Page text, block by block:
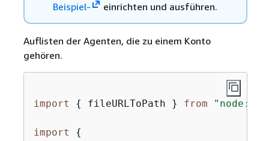
Beispiel-
einrichten und ausführen.
Auflisten der Agenten, die zu einem Konto
gehören.
import { fileURLToPath } from
import
{